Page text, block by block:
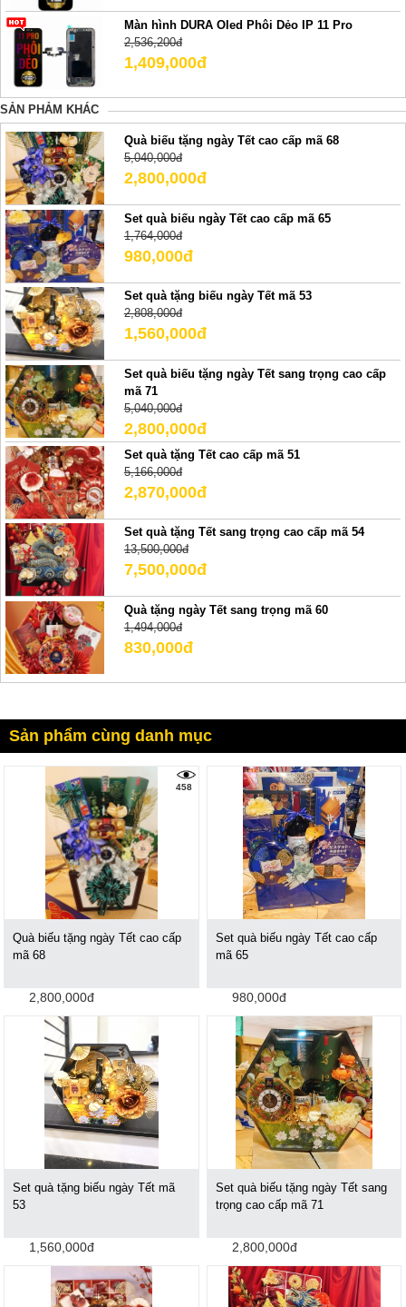
Màn hình DURA Oled Phôi Dẻo IP 11 Pro
2,536,200đ
1,409,000đ
SẢN PHẢM KHÁC
Quà biếu tặng ngày Tết cao cấp mã 68
5,040,000đ
2,800,000đ
Set quà biếu ngày Tết cao cấp mã 65
1,764,000đ
980,000đ
Set quà tặng biếu ngày Tết mã 53
2,808,000đ
1,560,000đ
Set quà biếu tặng ngày Tết sang trọng cao cấp
mã 71
5,040,000đ
2,800,000đ
Set quà tặng Tết cao cấp mã 51
5,166,000đ
2,870,000đ
Set quà tặng Tết sang trọng cao cấp mã 54
13,500,000đ
7,500,000đ
Quà tặng ngày Tết sang trọng mã 60
1,494,000đ
830,000đ
Sản phẩm cùng danh mục
458
Quà biếu tặng ngày Tết cao cấp
mã 68
2,800,000đ
Set quà biếu ngày Tết cao cấp
mã 65
980,000đ
Set quà tặng biếu ngày Tết mã
53
1,560,000đ
Set quà biếu tặng ngày Tết sang
trọng cao cấp mã 71
2,800,000đ